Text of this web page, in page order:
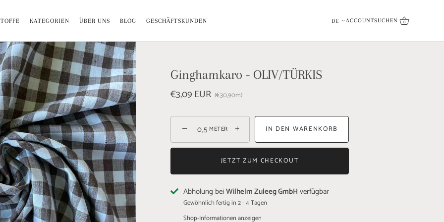
KATEGORIEN ÜBER UNS BLOG GESCHÄFTSKUNDEN Sprache
DE ACCOUNTSUCHEN 0
Ginghamkaro - OLIV/TÜRKIS
€3,09 EUR €30,90m
− METER + IN DEN WARENKORB
JETZT ZUM CHECKOUT
Abholung beiWilhelm Zuleeg GmbH verfügbar
Gewöhnlich fertig in 2 - 4 Tagen
Shop-Informationen anzeigen